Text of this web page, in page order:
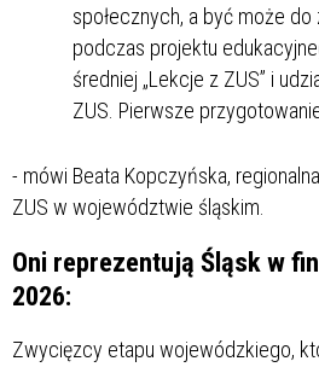
społecznych, a być może do
podczas projektu
średniej „Lekcje z ZUS” i
ZUS. Pierwsze
- mówi Beata Kopczyńska,
ZUS w województwie śląskim.
Oni reprezentują Śląsk w
2026:
Zwycięzcy etapu wojewódzkiego,